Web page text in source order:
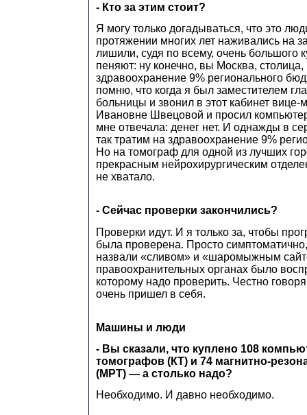
- Кто за этим стоит?
Я могу только догадываться, что это
протяжении многих лет наживались на
лишили, судя по всему, очень большого
пеняют: ну конечно, вы Москва, столица,
здравоохранение 9% регионального
помню, что когда я был заместителем
больницы и звонил в этот кабинет
Ивановне Швецовой и просил
мне отвечала: денег нет. И однажды в
так тратим на здравоохранение 9%
Но на томограф для одной из лучших
прекрасным нейрохирургическим
не хватало.
- Сейчас проверки закончились?
Проверки идут. И я только за, чтобы
была проверена. Просто
назвали «сливом» и «шаромыжным
правоохранительных органах было
которому надо проверить. Честно
очень пришел в себя.
Машины и люди
- Вы сказали, что куплено 108
томографов (КТ) и 74 магнитно-
(МРТ) — а столько надо?
Необходимо. И давно необходимо.